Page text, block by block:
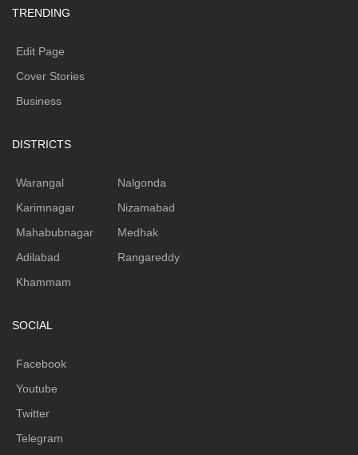
TRENDING
Edit Page
Cover Stories
Business
DISTRICTS
Warangal
Karimnagar
Mahabubnagar
Adilabad
Khammam
Nalgonda
Nizamabad
Medhak
Rangareddy
SOCIAL
Facebook
Youtube
Twitter
Telegram